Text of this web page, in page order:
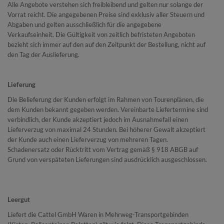
Alle Angebote verstehen sich freibleibend und gelten nur solange der
Vorrat reicht. Die angegebenen Preise sind exklusiv aller Steuern und
Abgaben und gelten ausschließlich für die angegebene
Verkaufseinheit. Die Gültigkeit von zeitlich befristeten Angeboten
bezieht sich immer auf den auf den Zeitpunkt der Bestellung, nicht auf
den Tag der Auslieferung.
Lieferung
Die Belieferung der Kunden erfolgt im Rahmen von Tourenplänen, die
dem Kunden bekannt gegeben werden. Vereinbarte Liefertermine sind
verbindlich, der Kunde akzeptiert jedoch im Ausnahmefall einen
Lieferverzug von maximal 24 Stunden. Bei höherer Gewalt akzeptiert
der Kunde auch einen Lieferverzug von mehreren Tagen.
Schadenersatz oder Rücktritt vom Vertrag gemäß § 918 ABGB auf
Grund von verspäteten Lieferungen sind ausdrücklich ausgeschlossen.
Leergut
Liefert die Cattel GmbH Waren in Mehrweg-Transportgebinden